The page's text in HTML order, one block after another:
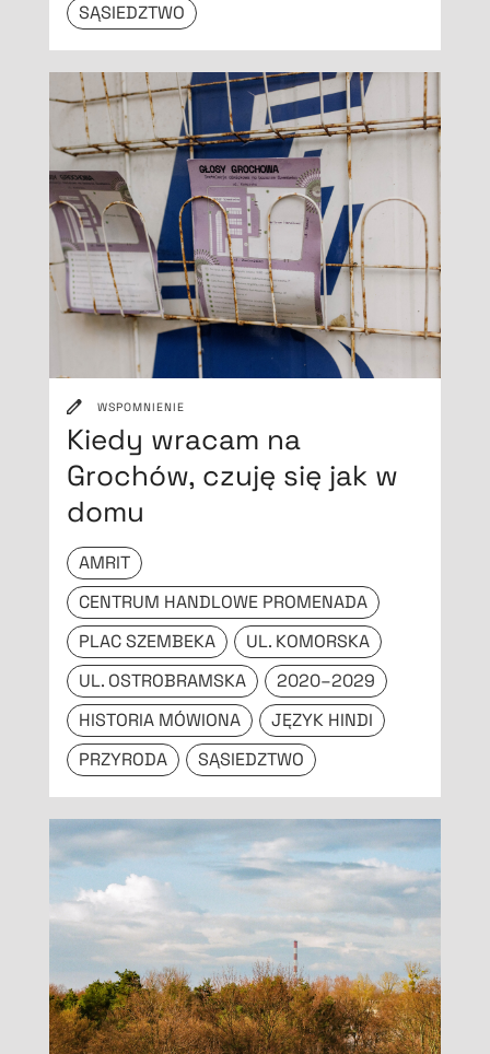
SĄSIEDZTWO
WSPOMNIENIE
Kiedy wracam na
Grochów, czuję się jak w
domu
AMRIT
CENTRUM HANDLOWE PROMENADA
PLAC SZEMBEKA
UL. KOMORSKA
UL. OSTROBRAMSKA
2020–2029
HISTORIA MÓWIONA
JĘZYK HINDI
PRZYRODA
SĄSIEDZTWO